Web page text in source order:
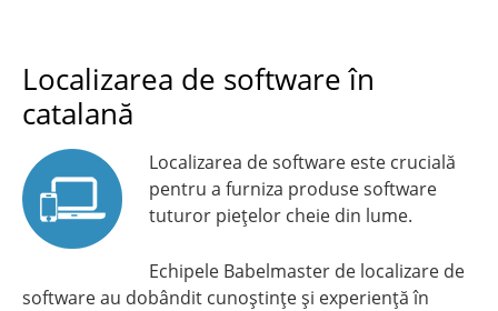
Localizarea de software în
catalană
Localizarea de software este crucială
pentru a furniza produse software
tuturor piețelor cheie din lume.
Echipele Babelmaster de localizare de
software au dobândit cunoștințe și experiență în